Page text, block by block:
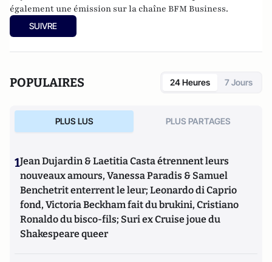
également une émission sur la chaîne BFM Business.
SUIVRE
POPULAIRES 24 Heures 7 Jours
PLUS LUS PLUS PARTAGES
1Jean Dujardin & Laetitia Casta étrennent leurs
nouveaux amours, Vanessa Paradis & Samuel
Benchetrit enterrent le leur; Leonardo di Caprio
fond, Victoria Beckham fait du brukini, Cristiano
Ronaldo du bisco-fils; Suri ex Cruise joue du
Shakespeare queer